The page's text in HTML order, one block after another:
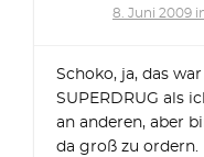
8. Juni 2009
Schoko, ja, das
SUPERDRUG als
an anderen, aber
da groß zu ordern.